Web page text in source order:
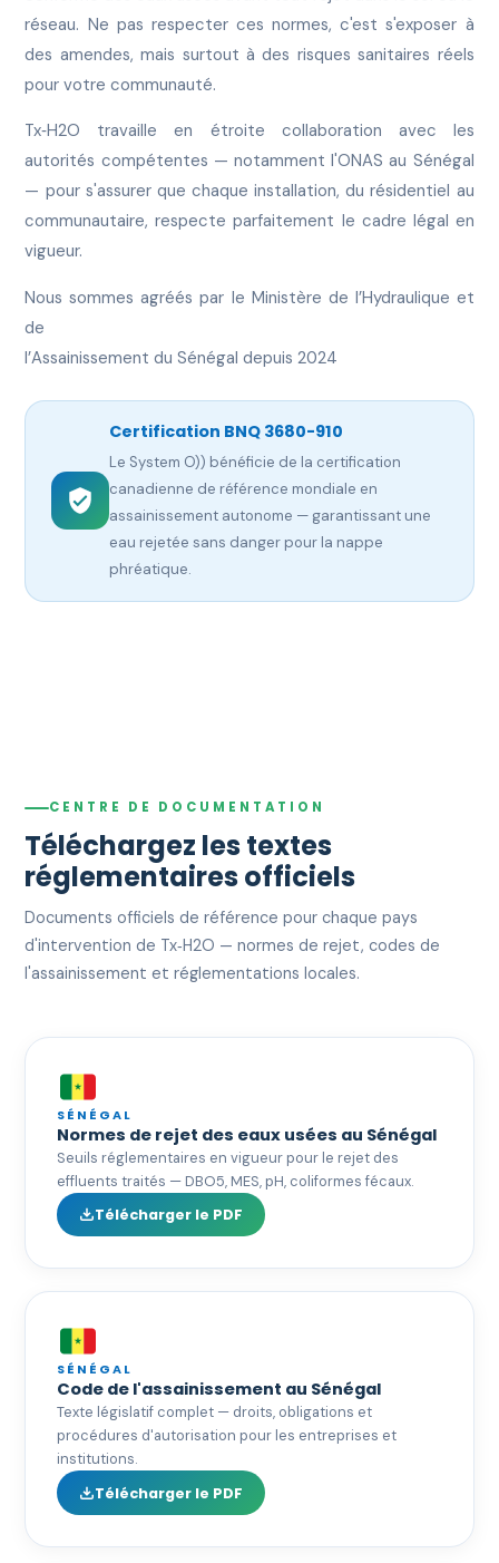
réseau. Ne pas respecter ces normes, c'est s'exposer à
des amendes, mais surtout à des risques sanitaires réels
pour votre communauté.
Tx‑H2O travaille en étroite collaboration avec les
autorités compétentes — notamment l'ONAS au Sénégal
— pour s'assurer que chaque installation, du résidentiel au
communautaire, respecte parfaitement le cadre légal en
vigueur.
Nous sommes agréés par le Ministère de l’Hydraulique et
de
l’Assainissement du Sénégal depuis 2024
Certification BNQ 3680-910
Le System O)) bénéficie de la certification
canadienne de référence mondiale en
assainissement autonome — garantissant une
eau rejetée sans danger pour la nappe
phréatique.
CENTRE DE DOCUMENTATION
Téléchargez les textes
réglementaires officiels
Documents officiels de référence pour chaque pays
d'intervention de Tx‑H2O — normes de rejet, codes de
l'assainissement et réglementations locales.
SÉNÉGAL
Normes de rejet des eaux usées au Sénégal
Seuils réglementaires en vigueur pour le rejet des
effluents traités — DBO5, MES, pH, coliformes fécaux.
Télécharger le PDF
SÉNÉGAL
Code de l'assainissement au Sénégal
Texte législatif complet — droits, obligations et
procédures d'autorisation pour les entreprises et
institutions.
Télécharger le PDF